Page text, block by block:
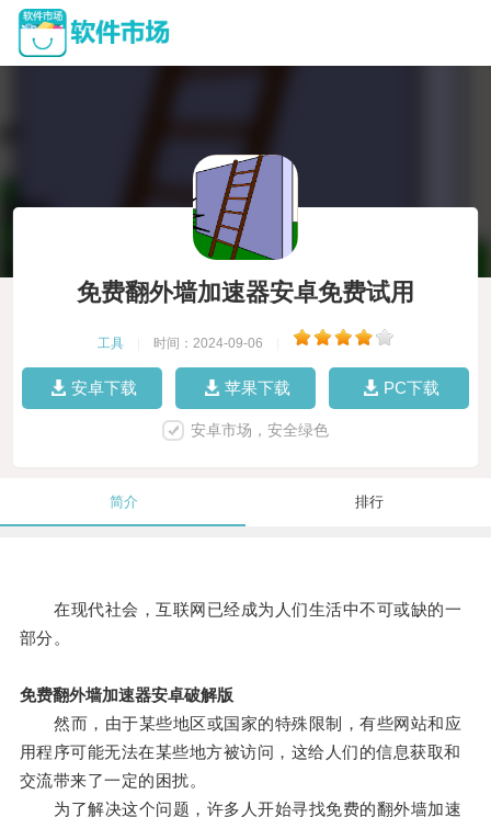
免费翻外墙加速器安卓免费试用
工具 时间：2024-09-06
安卓下载 苹果下载 PC下载
安卓市场，安全绿色
简介 排行
在现代社会，互联网已经成为人们生活中不可或缺的一
部分。
免费翻外墙加速器安卓破解版
然而，由于某些地区或国家的特殊限制，有些网站和应
用程序可能无法在某些地方被访问，这给人们的信息获取和
交流带来了一定的困扰。
为了解决这个问题，许多人开始寻找免费的翻外墙加速